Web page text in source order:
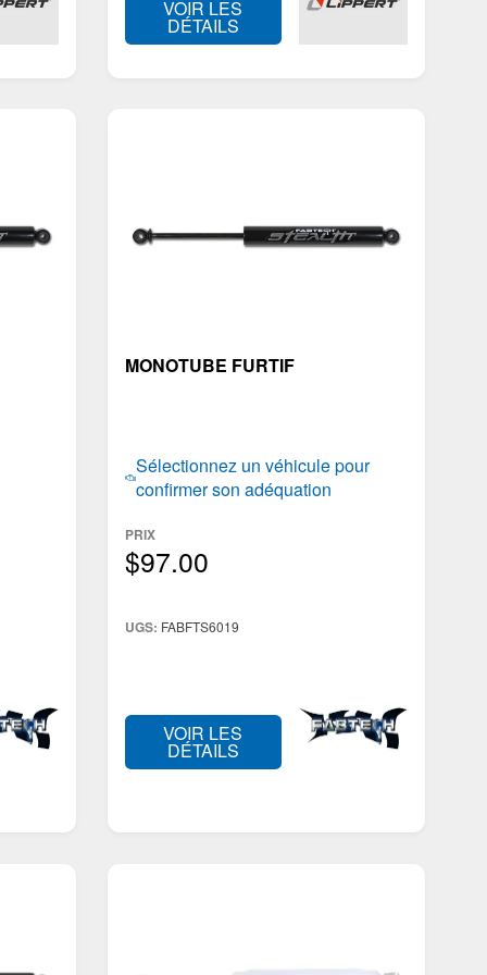
Sol
boîtes à outils
VOIR LES
DÉTAILS
MONOTUBE FURTIF
Sélectionnez un véhicule pour
confirmer son adéquation
PRIX
$97.00
UGS: FABFTS6019
VOIR LES
DÉTAILS